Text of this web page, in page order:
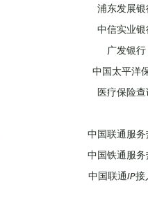
浦东发展
中信实业
广发银
中国太平洋
医疗保险
中国联通服
中国铁通服
中国联通IP